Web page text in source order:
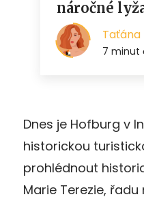
Dnes je Hofburg v
historickou
prohlédnout
Marie Terezie, řadu